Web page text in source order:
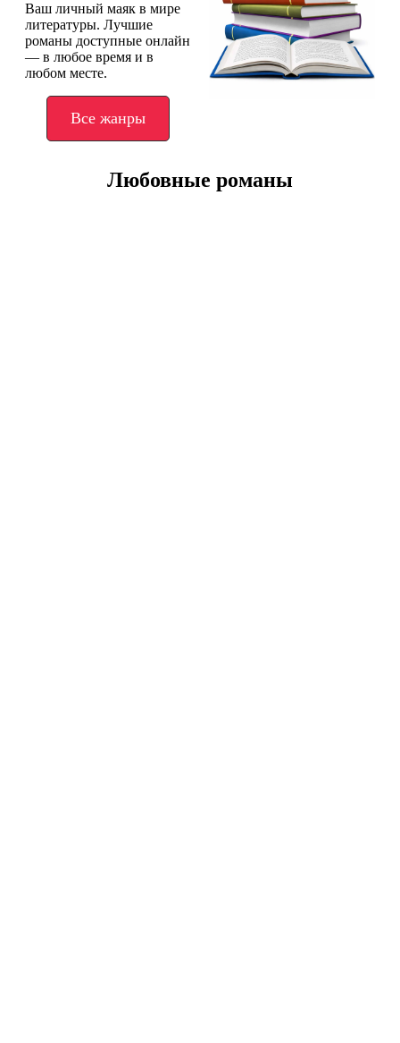
Ваш личный маяк в мире
литературы. Лучшие
романы доступные онлайн
— в любое время и в
любом месте.
Все жанры
Любовные романы